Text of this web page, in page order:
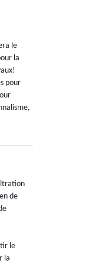
le
la
pour
de
le
la